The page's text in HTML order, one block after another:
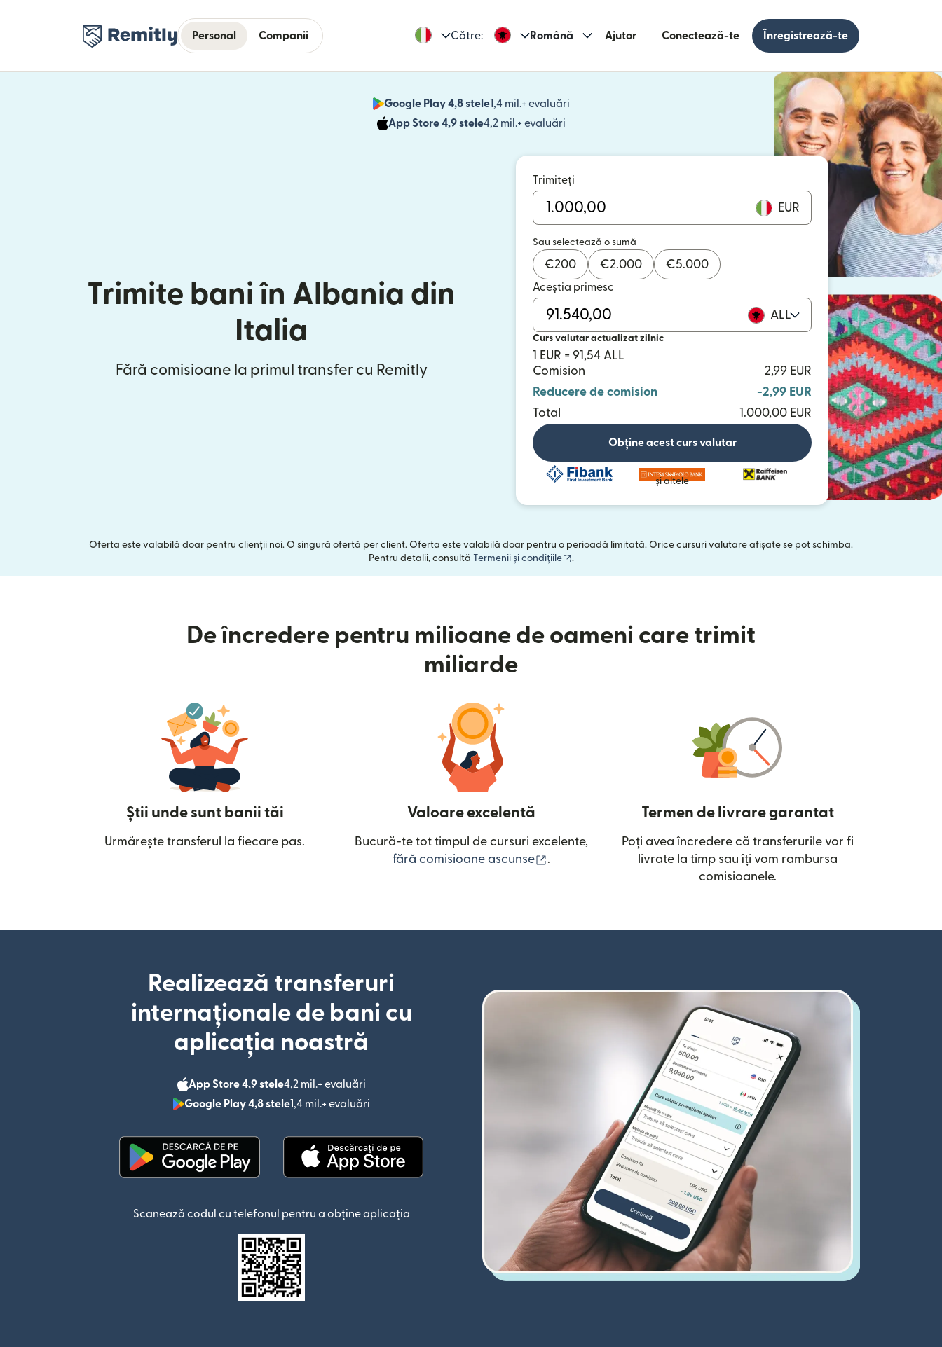
Personal Companii Către: Română Ajutor Conectează-te Înregistrează-te
Google Play 4,8 stele1,4 mil.+ evaluări
(se deschide într-o fereastră nouă)
App Store 4,9 stele4,2 mil.+ evaluări
(se deschide într-o fereastră nouă)
Trimite bani în Albania din
Italia
Fără comisioane la primul transfer cu Remitly
Trimiteți
EUR
Sau selectează o sumă
€200 €2.000 €5.000
Aceștia primesc
ALL
Curs valutar actualizat zilnic
1 EUR = 91,54 ALL
Comision
2,99 EUR
Reducere de comision
-2,99 EUR
Total
1.000,00 EUR
Obține acest curs valutar
și altele
Oferta este valabilă doar pentru clienții noi. O singură ofertă per client. Oferta este valabilă doar pentru o perioadă limitată. Orice cursuri valutare afișate se pot schimba.
Pentru detalii, consultă Termenii și condițiile (se deschide într-o fereastră nouă)
.
De încredere pentru milioane de oameni care trimit
miliarde
Știi unde sunt banii tăi
Urmărește transferul la fiecare pas.
Valoare excelentă
Bucură-te tot timpul de cursuri excelente,
fără comisioane ascunse
(se deschide într-o fereastră nouă)
.
Termen de livrare garantat
Poți avea încredere că transferurile vor fi
livrate la timp sau îți vom rambursa
comisioanele.
Realizează transferuri
internaționale de bani cu
aplicația noastră
App Store 4,9 stele4,2 mil.+ evaluări
(se deschide într-o fereastră nouă)
Google Play 4,8 stele1,4 mil.+ evaluări
(se deschide într-o fereastră nouă)
Scanează codul cu telefonul pentru a obține aplicația